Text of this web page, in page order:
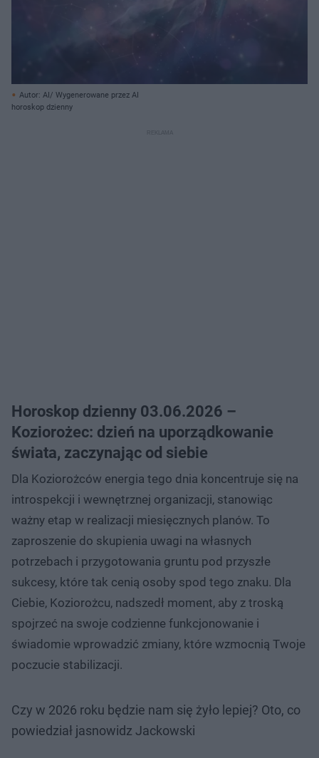
Autor: AI/ Wygenerowane przez AI
horoskop dzienny
Horoskop dzienny 03.06.2026 –
Koziorożec: dzień na uporządkowanie
świata, zaczynając od siebie
Dla Koziorożców energia tego dnia koncentruje się na
introspekcji i wewnętrznej organizacji, stanowiąc
ważny etap w realizacji miesięcznych planów. To
zaproszenie do skupienia uwagi na własnych
potrzebach i przygotowania gruntu pod przyszłe
sukcesy, które tak cenią osoby spod tego znaku. Dla
Ciebie, Koziorożcu, nadszedł moment, aby z troską
spojrzeć na swoje codzienne funkcjonowanie i
świadomie wprowadzić zmiany, które wzmocnią Twoje
poczucie stabilizacji.
Czy w 2026 roku będzie nam się żyło lepiej? Oto, co
powiedział jasnowidz Jackowski